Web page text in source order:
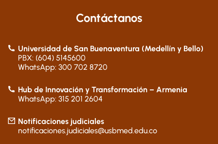
Contáctanos
Universidad de San Buenaventura (Medellín y Bello)
PBX: (604) 5145600
WhatsApp: 300 702 8720
Hub de Innovación y Transformación – Armenia
WhatsApp: 315 201 2604
Notificaciones judiciales
notificaciones.judiciales@usbmed.edu.co